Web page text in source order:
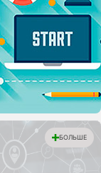
БОЛЬШЕ